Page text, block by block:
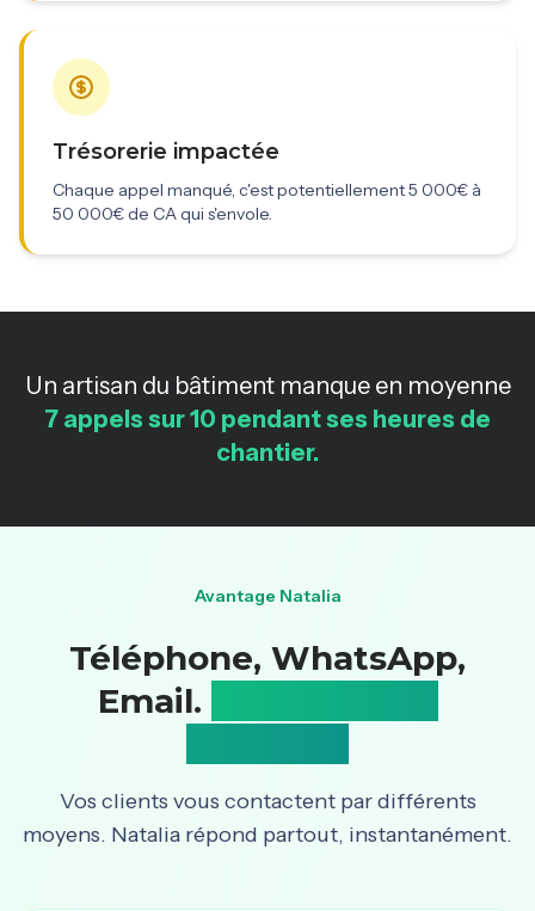
Trésorerie impactée
Chaque appel manqué, c'est potentiellement 5 000€ à
50 000€ de CA qui s'envole.
Un artisan du bâtiment manque en moyenne
7 appels sur 10 pendant ses heures de
chantier.
Avantage Natalia
Téléphone, WhatsApp,
Email.
Vos clients vous contactent par différents
moyens. Natalia répond partout, instantanément.